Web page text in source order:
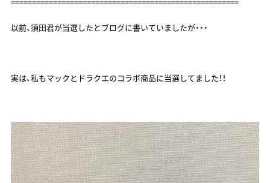
以前、須田君が当選したとブログに書いていましたが・・・
実は、私もマックとドラクエのコラボ商品に当選してました！！